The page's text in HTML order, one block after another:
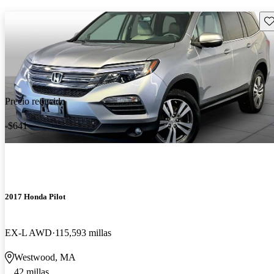
Precio reducido
-$641
2017 Honda Pilot
EX-L AWD 115,593 millas
Westwood, MA